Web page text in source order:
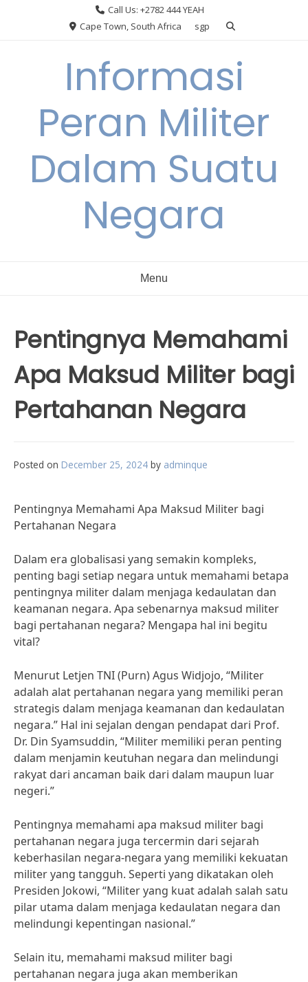
Call Us: +2782 444 YEAH
Cape Town, South Africa
sgp
Informasi
Peran Militer
Dalam Suatu
Negara
Menu
Pentingnya Memahami
Apa Maksud Militer bagi
Pertahanan Negara
Posted on December 25, 2024 by adminque
Pentingnya Memahami Apa Maksud Militer bagi
Pertahanan Negara
Dalam era globalisasi yang semakin kompleks,
penting bagi setiap negara untuk memahami betapa
pentingnya militer dalam menjaga kedaulatan dan
keamanan negara. Apa sebenarnya maksud militer
bagi pertahanan negara? Mengapa hal ini begitu
vital?
Menurut Letjen TNI (Purn) Agus Widjojo, “Militer
adalah alat pertahanan negara yang memiliki peran
strategis dalam menjaga keamanan dan kedaulatan
negara.” Hal ini sejalan dengan pendapat dari Prof.
Dr. Din Syamsuddin, “Militer memiliki peran penting
dalam menjamin keutuhan negara dan melindungi
rakyat dari ancaman baik dari dalam maupun luar
negeri.”
Pentingnya memahami apa maksud militer bagi
pertahanan negara juga tercermin dari sejarah
keberhasilan negara-negara yang memiliki kekuatan
militer yang tangguh. Seperti yang dikatakan oleh
Presiden Jokowi, “Militer yang kuat adalah salah satu
pilar utama dalam menjaga kedaulatan negara dan
melindungi kepentingan nasional.”
Selain itu, memahami maksud militer bagi
pertahanan negara juga akan memberikan